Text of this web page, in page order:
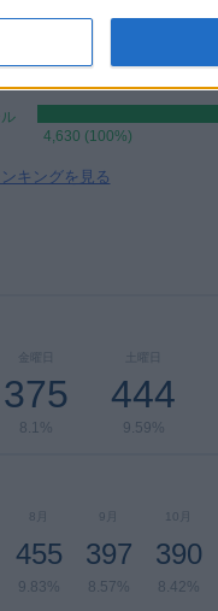
ボカ・ジュニアーズ
62 (1.34%)
ンキング
4,630 (100%)
キングを見る
金曜日
375
8.1%
444
9.59%
8月
455
9.83%
9月
397
8.57%
10月
390
8.42%